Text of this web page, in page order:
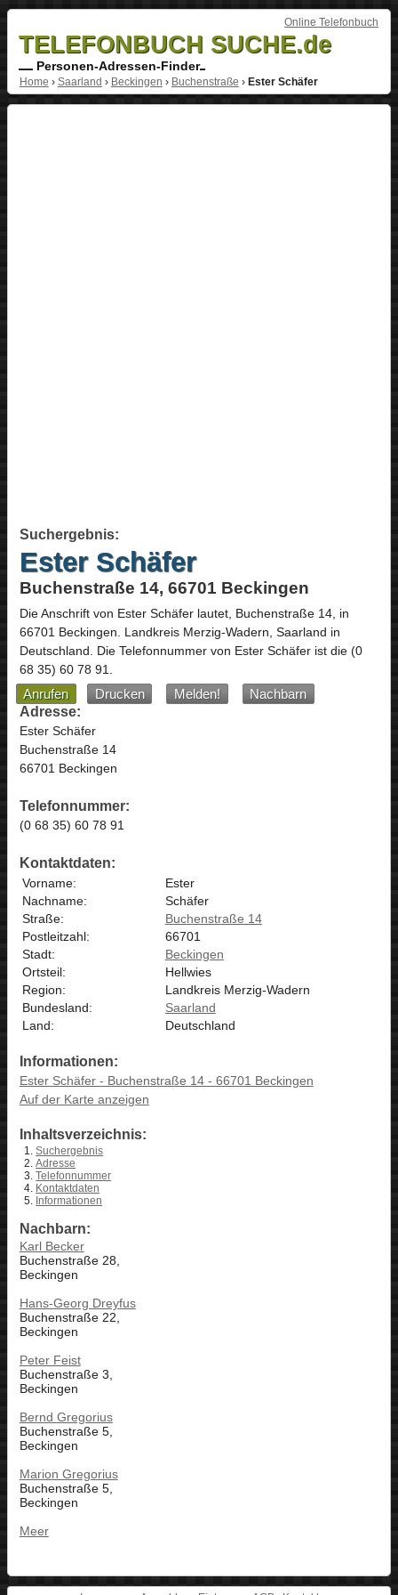
Online Telefonbuch
TELEFONBUCH SUCHE.de
Personen-Adressen-Finder
Home › Saarland › Beckingen › Buchenstraße › Ester Schäfer
Suchergebnis:
Ester Schäfer
Buchenstraße 14, 66701 Beckingen
Die Anschrift von Ester Schäferlautet, Buchenstraße 14, in
66701 Beckingen. Landkreis Merzig-Wadern, Saarland in
Deutschland. Die Telefonnummer von Ester Schäfer ist die (0
68 35) 60 78 91.
Anrufen Drucken Melden!
Nachbarn
Adresse:
Ester Schäfer
Buchenstraße 14
66701 Beckingen
Telefonnummer:
(0 68 35) 60 78 91
Kontaktdaten:
Vorname:
Ester
Nachname:
Schäfer
Straße:
Buchenstraße 14
Postleitzahl:
66701
Stadt:
Beckingen
Ortsteil:
Hellwies
Region:
Landkreis Merzig-Wadern
Bundesland:
Saarland
Land:
Deutschland
Informationen:
Ester Schäfer - Buchenstraße 14 - 66701 Beckingen
Auf der Karte anzeigen
Inhaltsverzeichnis:
Suchergebnis
Adresse
Telefonnummer
Kontaktdaten
Informationen
Nachbarn:
Karl Becker
Buchenstraße 28,
Beckingen
Hans-Georg Dreyfus
Buchenstraße 22,
Beckingen
Peter Feist
Buchenstraße 3,
Beckingen
Bernd Gregorius
Buchenstraße 5,
Beckingen
Marion Gregorius
Buchenstraße 5,
Beckingen
Meer